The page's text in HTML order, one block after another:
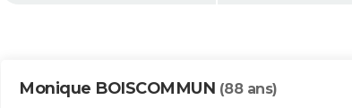
Monique BOISCOMMUN (88 ans)